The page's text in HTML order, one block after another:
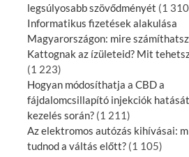
legsúlyosabb szövődményét (1
Informatikus fizetések alakulása
Magyarországon: mire
Kattognak az ízületeid? Mit
(1 223)
Hogyan módosíthatja a CBD a
fájdalomcsillapító injekciók
kezelés során? (1 211)
Az elektromos autózás kihívásai:
tudnod a váltás előtt? (1 105)